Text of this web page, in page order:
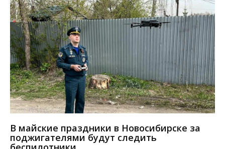
В майские праздники в Новосибирске за
поджигателями будут следить